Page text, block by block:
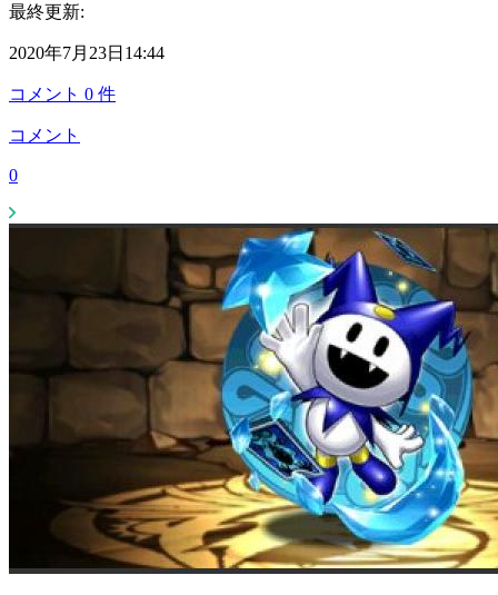
最終更新:
2020年7月23日14:44
コメント 0 件
コメント
0